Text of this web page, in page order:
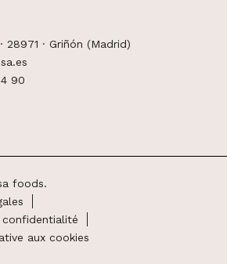
28971 · Griñón (Madrid)
90
foods.
aux cookies